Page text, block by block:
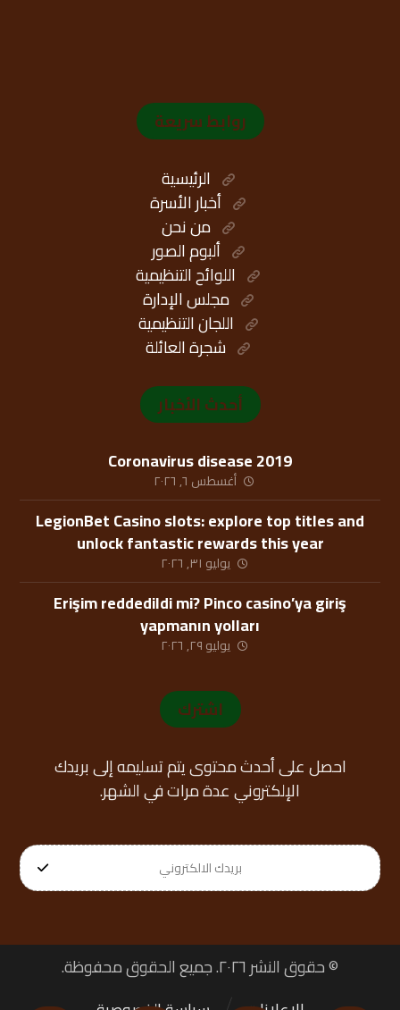
روابط سريعة
الرئيسية
أخبار الأسرة
من نحن
ألبوم الصور
اللوائح التنظيمية
مجلس الإدارة
اللجان التنظيمية
شجرة العائلة
أحدث الأخبار
Coronavirus disease 2019
أغسطس ٦, ٢٠٢٦
LegionBet Casino slots: explore top titles and
unlock fantastic rewards this year
يوليو ٣١, ٢٠٢٦
Erişim reddedildi mi? Pinco casino’ya giriş
yapmanın yolları
يوليو ٢٩, ٢٠٢٦
اشترك
احصل على أحدث محتوى يتم تسليمه إلى بريدك
الإلكتروني عدة مرات في الشهر.
© حقوق النشر ٢٠٢٦. جميع الحقوق محفوظة.